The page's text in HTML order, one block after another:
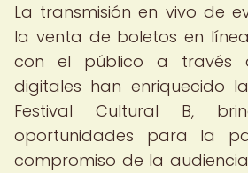
La transmisión en vivo de
la venta de boletos en
con el público a través
digitales han enriquecido
Festival Cultural B,
oportunidades para la
compromiso de la